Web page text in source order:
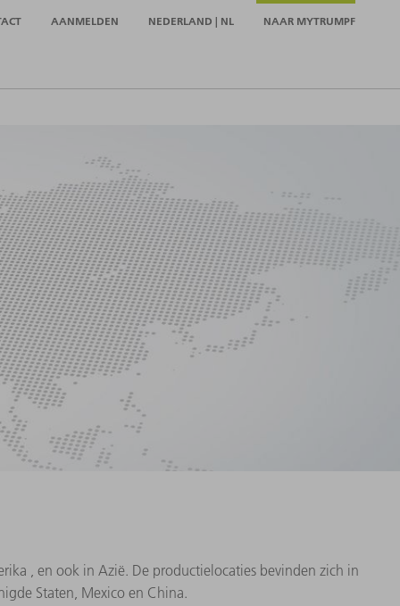
AANMELDEN NEDERLAND | NL NAAR MYTRUMPF
, en ook in Azië. De productielocaties bevinden zich in
Staten, Mexico en China.